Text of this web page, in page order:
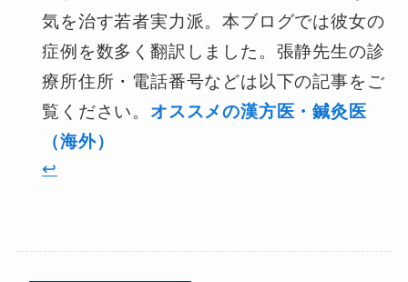
気を治す若者実力派。本ブログでは彼女の
症例を数多く翻訳しました。張静先生の診
療所住所・電話番号などは以下の記事をご
覧ください。 オススメの漢方医・鍼灸医
（海外）
↩︎